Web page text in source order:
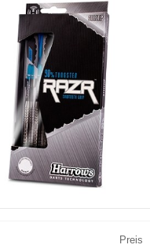
Preis